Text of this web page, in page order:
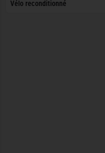
Vélo reconditionné